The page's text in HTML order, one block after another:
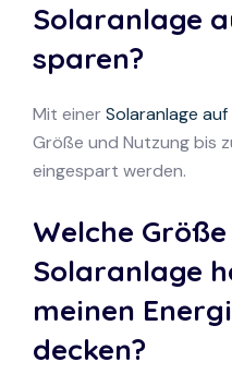
Solaranlage
sparen?
Mit einerSolaranlage
Größe und Nutzung bis
eingespart werden.
Welche
Solaranlage
meinen
decken?